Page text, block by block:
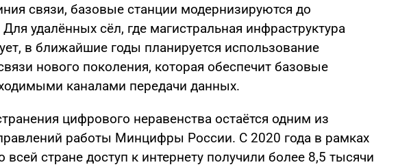
связи, базовые станции модернизируются до
Для удалённых сёл, где магистральная инфраструктура
в ближайшие годы планируется использование
нового поколения, которая обеспечит базовые
каналами передачи данных.
цифрового неравенства остаётся одним из
работы Минцифры России. С 2020 года в рамках
стране доступ к интернету получили более 8,5 тысячи